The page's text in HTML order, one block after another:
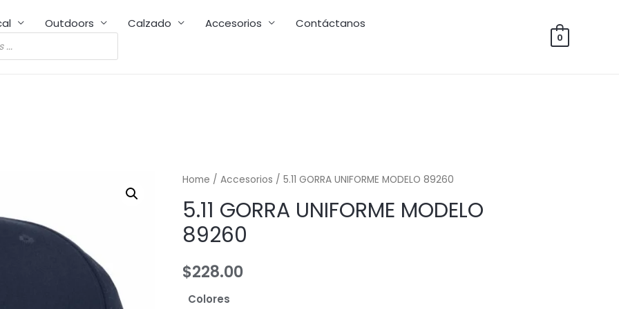
Outdoors Calzado Accesorios
Contáctanos
0
Home / Accesorios / 5.11 GORRA UNIFORME MODELO 89260
5.11 GORRA UNIFORME MODELO
89260
$228.00
Colores